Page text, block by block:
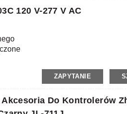
120 V-277 V AC
ZAPYTANIE
Do Kontrolerów